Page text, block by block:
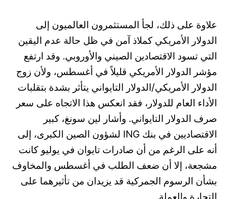
علاوة على ذلك، لجأ المستثمرون العالميون إلى
الدولار الأمريكي كملاذ آمن في ظل حالة عدم اليقين
التي تسود الاقتصادين الصيني والأوروبي. وقد ارتفع
مؤشر الدولار الأمريكي قليلاً في أغسطس، ولأن زوج
الدولار الأمريكي/الدولار التايواني يتأثر بشدة بتقلبات
الأداء العام للدولار، فقد انعكس هذا الاتجاه على سعر
صرف الدولار التايواني. وأشار لين سونغ، كبير
الاقتصاديين في بنك ING لشؤون الصين الكبرى، إلى
أنه على الرغم من أن صادرات تايوان في يوليو كانت
مشجعة، إلا أن ضعف الطلب في أغسطس والمخاوف
بشأن الرسوم الجمركية قد يزيدان من تأثيرهما على
التجارة والعملة.